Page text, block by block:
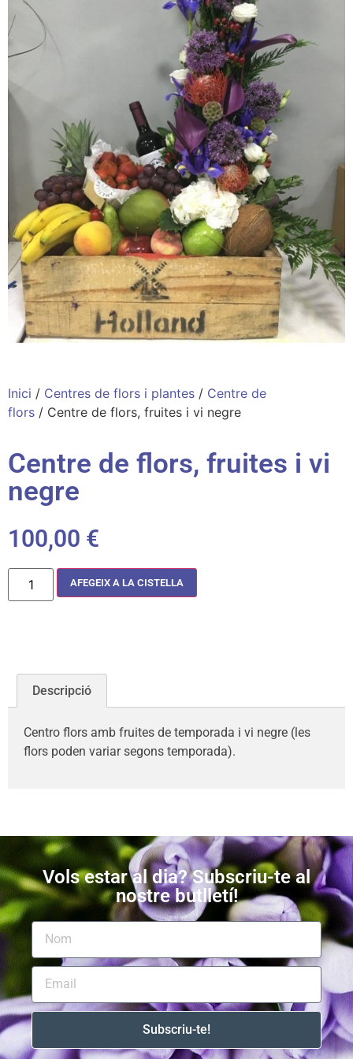
Inici / Centres de flors i plantes / Centre de
flors / Centre de flors, fruites i vi negre
Centre de flors, fruites i vi
negre
100,00 €
AFEGEIX A LA CISTELLA
Descripció
Centro flors amb fruites de temporada i vi negre (les
flors poden variar segons temporada).
Vols estar al dia? Subscriu-te al
nostre butlletí!
Subscriu-te!